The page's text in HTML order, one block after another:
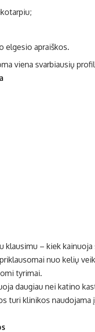
elgesio apraiškos.
viena svarbiausių
klausimu – kiek
nuo kelių
tyrimai.
daugiau nei katino
turi klinikos